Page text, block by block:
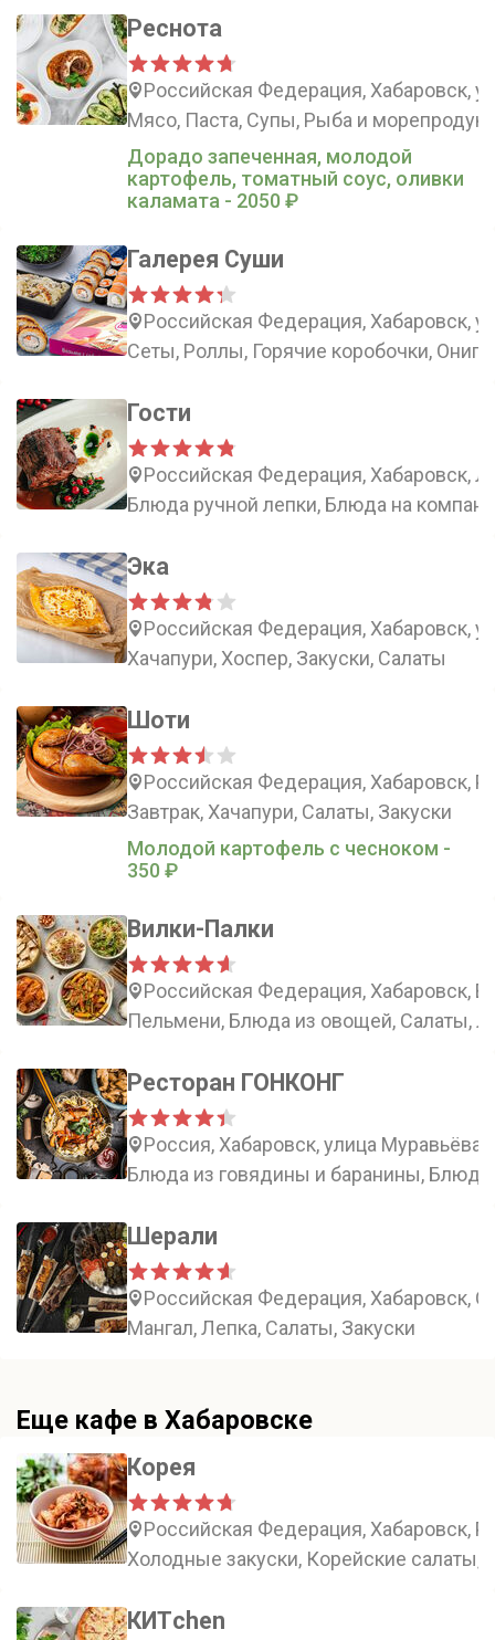
Реснота
Российская Федерация, Хабаровск,
Мясо, Паста, Супы, Рыба и
Дорадо запеченная, молодой
картофель, томатный соус, оливки
каламата - 2050 ₽
Галерея Суши
Российская Федерация, Хабаровск,
Сеты, Роллы, Горячие коробочки,
Гости
Российская Федерация, Хабаровск,
Блюда ручной лепки, Блюда на
Эка
Российская Федерация, Хабаровск,
Хачапури, Хоспер, Закуски, Салаты
Шоти
Российская Федерация, Хабаровск,
Завтрак, Хачапури, Салаты, Закуски
Молодой картофель с чесноком -
350 ₽
Вилки-Палки
Российская Федерация, Хабаровск,
Пельмени, Блюда из овощей, Салаты,
Ресторан ГОНКОНГ
Россия, Хабаровск, улица Муравьёва-
Блюда из говядины и баранины,
Шерали
Российская Федерация, Хабаровск,
Мангал, Лепка, Салаты, Закуски
Еще кафе в Хабаровске
Корея
Российская Федерация, Хабаровск,
Холодные закуски, Корейские
КИТchen